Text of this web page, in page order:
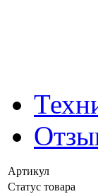
Артикул
Статус товара